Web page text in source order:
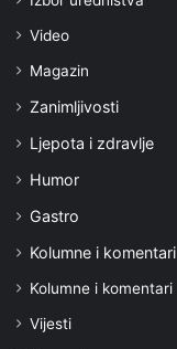
Video
Magazin
Zanimljivosti
Ljepota i zdravlje
Humor
Gastro
Kolumne i komentari
Kolumne i komentari
Vijesti